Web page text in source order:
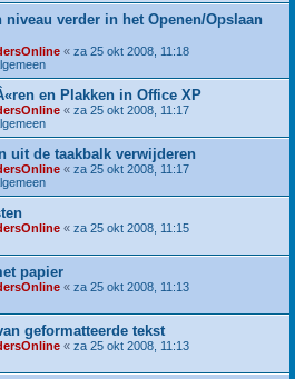
niveau verder in het Openen/Opslaan
« za 25 okt 2008, 11:18
en Plakken in Office XP
« za 25 okt 2008, 11:17
uit de taakbalk verwijderen
« za 25 okt 2008, 11:17
« za 25 okt 2008, 11:15
papier
« za 25 okt 2008, 11:13
geformatteerde tekst
« za 25 okt 2008, 11:13